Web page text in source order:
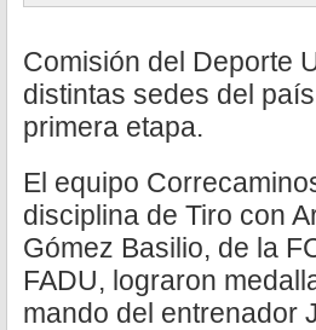
Comisión del Deporte
distintas sedes del
primera etapa.
El equipo
disciplina de Tiro con
Gómez Basilio, de la
FADU, lograron
mando del entrenador